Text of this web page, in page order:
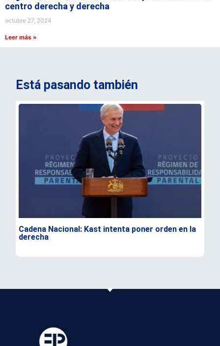
centro derecha y derecha
octubre 27, 2024
Leer más »
Está pasando también
Cadena Nacional: Kast intenta poner orden en la
derecha